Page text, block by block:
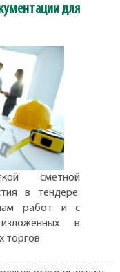
для
сметной
в тендере.
работ и с
в
торгов